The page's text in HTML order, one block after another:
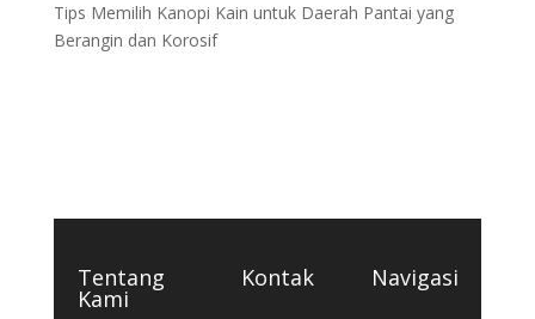
Tips Memilih Kanopi Kain untuk Daerah Pantai yang
Berangin dan Korosif
Tentang
Kami
Kontak Navigasi